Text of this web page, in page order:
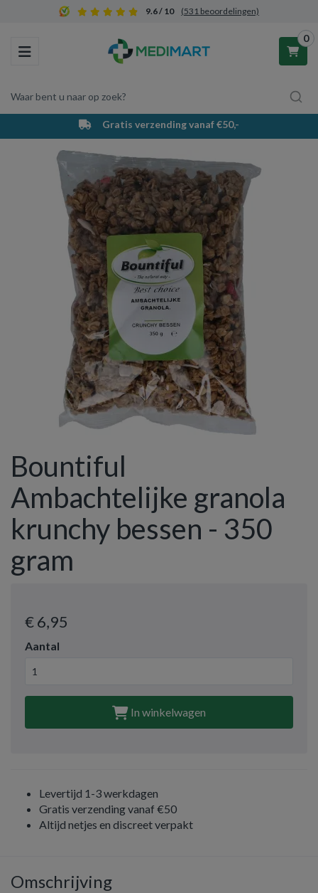
9.6 / 10 (531 beoordelingen)
Toggle navigation
Waar bent u naar op zoek?
0
Winkelwagen
Uw winkelwagen is leeg.
Vul hem met producten.
Gratis verzending vanaf €50,-
Bountiful
Ambachtelijke granola
krunchy bessen - 350
gram
€ 6,95
Aantal
In winkelwagen
Levertijd 1-3 werkdagen
Gratis verzending vanaf €50
Altijd netjes en discreet verpakt
Omschrijving